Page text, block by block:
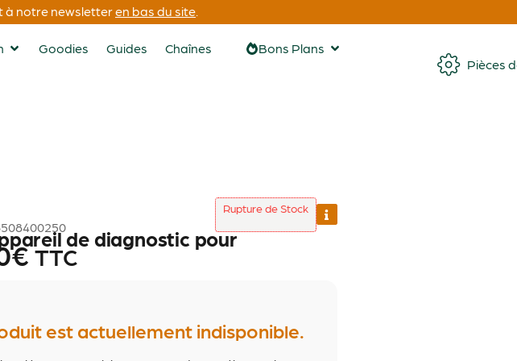
à notre newsletteren bas du site.
Goodies Guides Chaînes
Bons Plans
Pièces
Rupture de Stock
de diagnostic pour
€ TTC
est actuellement indisponible.